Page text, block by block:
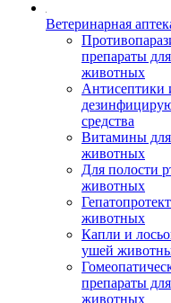
Ветеринарная
препараты для
животных
Антисептики
средства
Витамины для
животных
Для полости
животных
животных
Капли и
ушей
препараты для
животных